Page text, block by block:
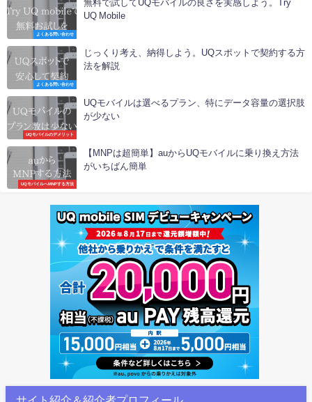
よくある問い合わせ
無料で試してUQモバイルの良さを実感しよう。Try
UQ Mobile
よくある問い合わせ
じっくり考え、納得しよう。UQスポットで契約する方
法を解説
UQモバイルのデメリット
UQモバイルは選べるプラン、特にデータ容量の選択肢
が少ない
UQモバイルへMNPする方法
【MNPは超簡単】auからUQモバイルに乗り換え方法
がいちばん簡単